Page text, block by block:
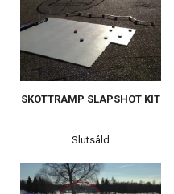
SKOTTRAMP SLAPSHOT KIT
Slutsåld